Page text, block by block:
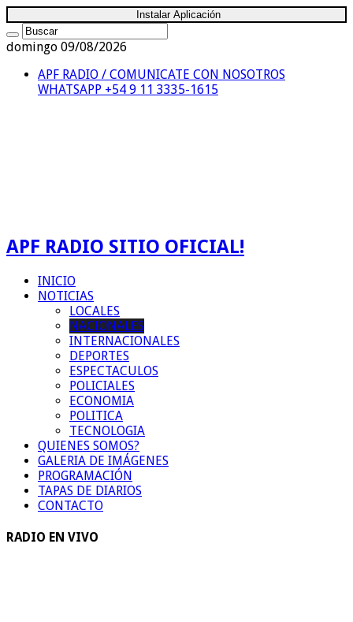
Instalar Aplicación
domingo 09/08/2026
APF RADIO / COMUNICATE CON NOSOTROS
WHATSAPP +54 9 11 3335-1615
APF RADIO SITIO OFICIAL!
INICIO
NOTICIAS
LOCALES
NACIONALES
INTERNACIONALES
DEPORTES
ESPECTACULOS
POLICIALES
ECONOMIA
POLITICA
TECNOLOGIA
QUIENES SOMOS?
GALERIA DE IMÁGENES
PROGRAMACIÓN
TAPAS DE DIARIOS
CONTACTO
RADIO EN VIVO